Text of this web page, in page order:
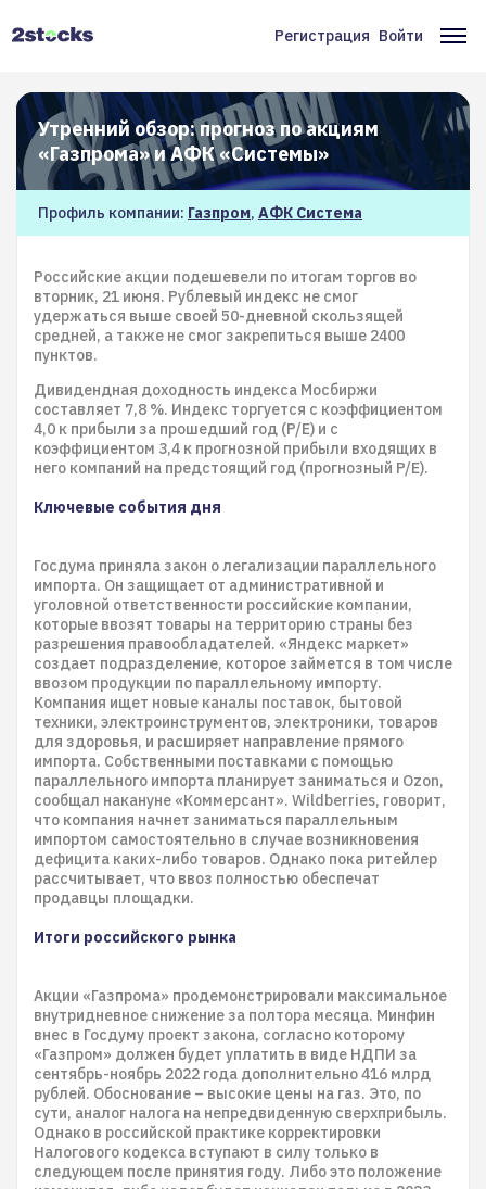
Меню
учётной
записи
пользователя
Регистрация Войти
Утренний обзор: прогноз по акциям
«Газпрома» и АФК «Системы»
Профиль компании: Газпром, АФК Система
Российские акции подешевели по итогам торгов во
вторник, 21 июня. Рублевый индекс не смог
удержаться выше своей 50-дневной скользящей
средней, а также не смог закрепиться выше 2400
пунктов.
Дивидендная доходность индекса Мосбиржи
составляет 7,8 %. Индекс торгуется с коэффициентом
4,0 к прибыли за прошедший год (P/E) и с
коэффициентом 3,4 к прогнозной прибыли входящих в
него компаний на предстоящий год (прогнозный P/E).
Ключевые события дня
Госдума приняла закон о легализации параллельного
импорта. Он защищает от административной и
уголовной ответственности российские компании,
которые ввозят товары на территорию страны без
разрешения правообладателей. «Яндекс маркет»
создает подразделение, которое займется в том числе
ввозом продукции по параллельному импорту.
Компания ищет новые каналы поставок, бытовой
техники, электроинструментов, электроники, товаров
для здоровья, и расширяет направление прямого
импорта. Собственными поставками с помощью
параллельного импорта планирует заниматься и Ozon,
сообщал накануне «Коммерсант». Wildberries, говорит,
что компания начнет заниматься параллельным
импортом самостоятельно в случае возникновения
дефицита каких-либо товаров. Однако пока ритейлер
рассчитывает, что ввоз полностью обеспечат
продавцы площадки.
Итоги российского рынка
Акции «Газпрома» продемонстрировали максимальное
внутридневное снижение за полтора месяца. Минфин
внес в Госдуму проект закона, согласно которому
«Газпром» должен будет уплатить в виде НДПИ за
сентябрь-ноябрь 2022 года дополнительно 416 млрд
рублей. Обоснование – высокие цены на газ. Это, по
сути, аналог налога на непредвиденную сверхприбыль.
Однако в российской практике корректировки
Налогового кодекса вступают в силу только в
следующем после принятия году. Либо это положение